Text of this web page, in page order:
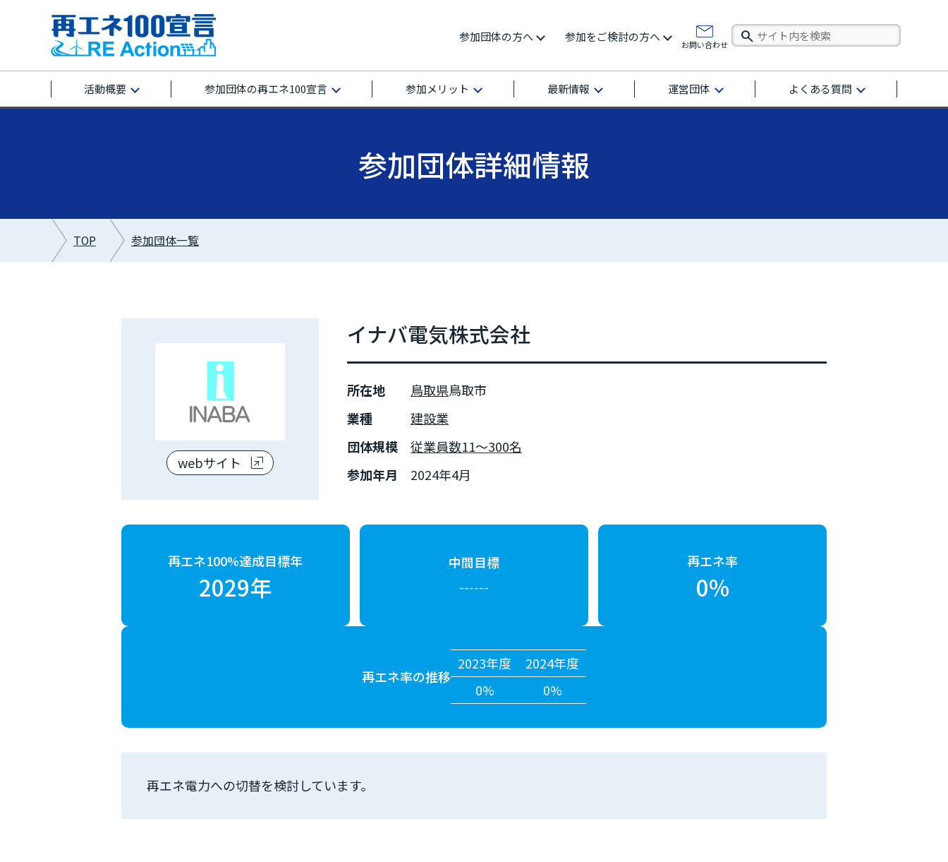
活動概要 参加団体の再エネ100宣言 参加メリット 最新情報 運営団体 よくある質問
参加団体の方へ 参加をご検討の方へ
お問い合わせ
参加団体詳細情報
TOP 参加団体一覧
イナバ電気株式会社
所在地 鳥取県鳥取市
業種
建設業
団体規模
従業員数11～300名
参加年月
2024年4月
webサイト
再エネ100%達成目標年
2029年
中間目標
------
再エネ率
0%
再エネ率の推移
2023年度
2024年度
0%
0%
再エネ電力への切替を検討しています。